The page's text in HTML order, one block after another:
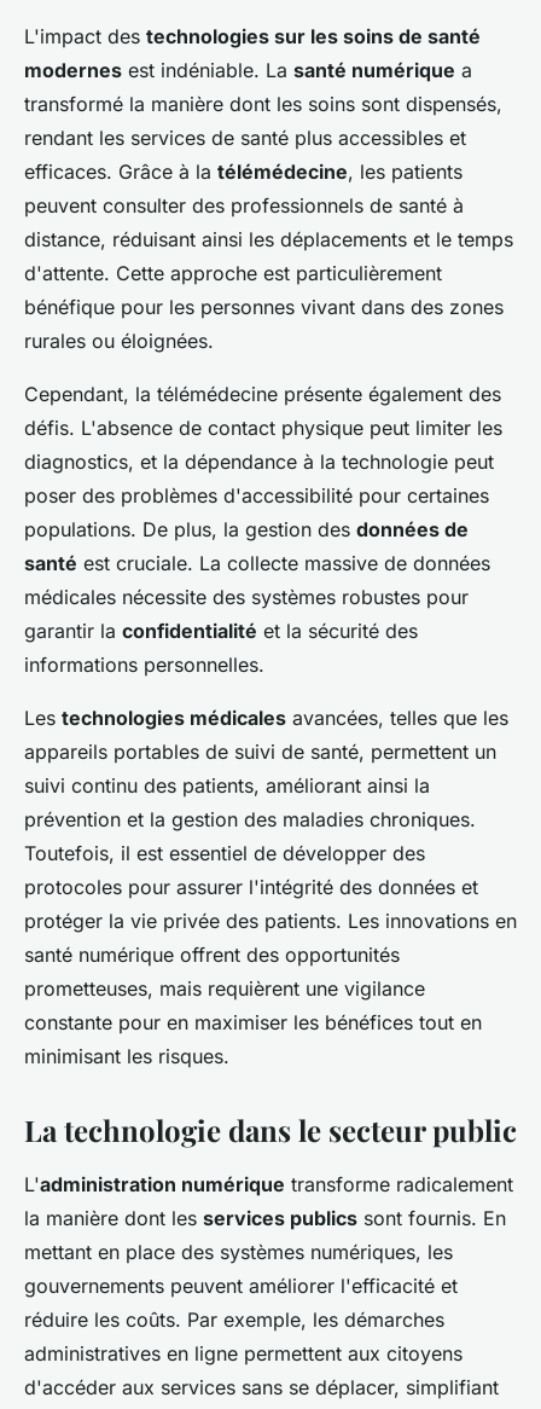
L'impact des technologies sur les soins de santé
modernes est indéniable. La santé numérique a
transformé la manière dont les soins sont dispensés,
rendant les services de santé plus accessibles et
efficaces. Grâce à la télémédecine, les patients
peuvent consulter des professionnels de santé à
distance, réduisant ainsi les déplacements et le temps
d'attente. Cette approche est particulièrement
bénéfique pour les personnes vivant dans des zones
rurales ou éloignées.
Cependant, la télémédecine présente également des
défis. L'absence de contact physique peut limiter les
diagnostics, et la dépendance à la technologie peut
poser des problèmes d'accessibilité pour certaines
populations. De plus, la gestion des données de
santé est cruciale. La collecte massive de données
médicales nécessite des systèmes robustes pour
garantir la confidentialité et la sécurité des
informations personnelles.
Les technologies médicales avancées, telles que les
appareils portables de suivi de santé, permettent un
suivi continu des patients, améliorant ainsi la
prévention et la gestion des maladies chroniques.
Toutefois, il est essentiel de développer des
protocoles pour assurer l'intégrité des données et
protéger la vie privée des patients. Les innovations en
santé numérique offrent des opportunités
prometteuses, mais requièrent une vigilance
constante pour en maximiser les bénéfices tout en
minimisant les risques.
La technologie dans le secteur public
L'administration numérique transforme radicalement
la manière dont les services publics sont fournis. En
mettant en place des systèmes numériques, les
gouvernements peuvent améliorer l'efficacité et
réduire les coûts. Par exemple, les démarches
administratives en ligne permettent aux citoyens
d'accéder aux services sans se déplacer, simplifiant